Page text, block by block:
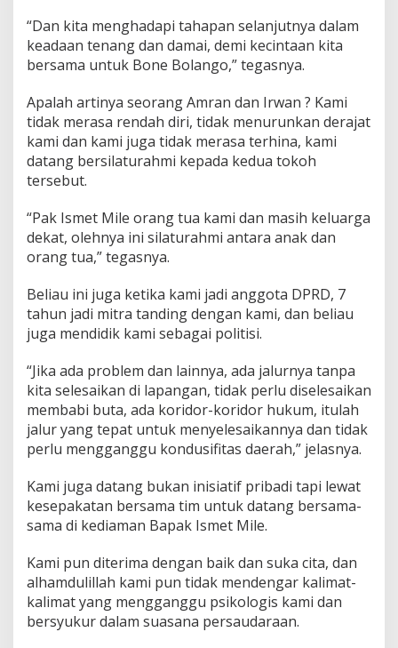
“Dan kita menghadapi tahapan selanjutnya dalam
keadaan tenang dan damai, demi kecintaan kita
bersama untuk Bone Bolango,” tegasnya.
Apalah artinya seorang Amran dan Irwan ? Kami
tidak merasa rendah diri, tidak menurunkan derajat
kami dan kami juga tidak merasa terhina, kami
datang bersilaturahmi kepada kedua tokoh
tersebut.
“Pak Ismet Mile orang tua kami dan masih keluarga
dekat, olehnya ini silaturahmi antara anak dan
orang tua,” tegasnya.
Beliau ini juga ketika kami jadi anggota DPRD, 7
tahun jadi mitra tanding dengan kami, dan beliau
juga mendidik kami sebagai politisi.
“Jika ada problem dan lainnya, ada jalurnya tanpa
kita selesaikan di lapangan, tidak perlu diselesaikan
membabi buta, ada koridor-koridor hukum, itulah
jalur yang tepat untuk menyelesaikannya dan tidak
perlu mengganggu kondusifitas daerah,” jelasnya.
Kami juga datang bukan inisiatif pribadi tapi lewat
kesepakatan bersama tim untuk datang bersama-
sama di kediaman Bapak Ismet Mile.
Kami pun diterima dengan baik dan suka cita, dan
alhamdulillah kami pun tidak mendengar kalimat-
kalimat yang mengganggu psikologis kami dan
bersyukur dalam suasana persaudaraan.